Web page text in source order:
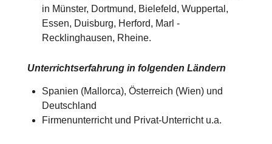
in Münster, Dortmund, Bielefeld, Wuppertal,
Essen, Duisburg, Herford, Marl -
Recklinghausen, Rheine.
Unterrichtserfahrung in folgenden Ländern
Spanien (Mallorca), Österreich (Wien) und
Deutschland​​
Firmenunterricht und Privat-Unterricht u.a.